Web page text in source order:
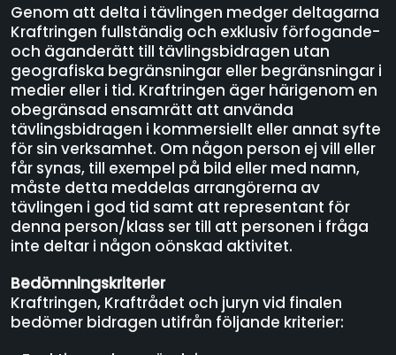
Genom att delta i tävlingen medger deltagarna
Kraftringen fullständig och exklusiv förfogande-
och äganderätt till tävlingsbidragen utan
geografiska begränsningar eller begränsningar i
medier eller i tid. Kraftringen äger härigenom en
obegränsad ensamrätt att använda
tävlingsbidragen i kommersiellt eller annat syfte
för sin verksamhet. Om någon person ej vill eller
får synas, till exempel på bild eller med namn,
måste detta meddelas arrangörerna av
tävlingen i god tid samt att representant för
denna person/klass ser till att personen i fråga
inte deltar i någon oönskad aktivitet.
Bedömningskriterier
Kraftringen, Kraftrådet och juryn vid finalen
bedömer bidragen utifrån följande kriterier: